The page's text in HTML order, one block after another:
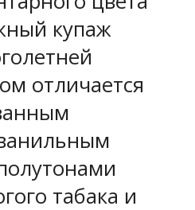
купаж
отличается
табака и